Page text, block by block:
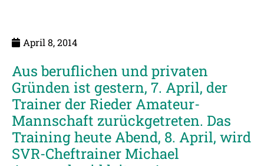
April 8, 2014
Aus beruflichen und privaten
Gründen ist gestern, 7. April, der
Trainer der Rieder Amateur-
Mannschaft zurückgetreten. Das
Training heute Abend, 8. April, wird
SVR-Cheftrainer Michael